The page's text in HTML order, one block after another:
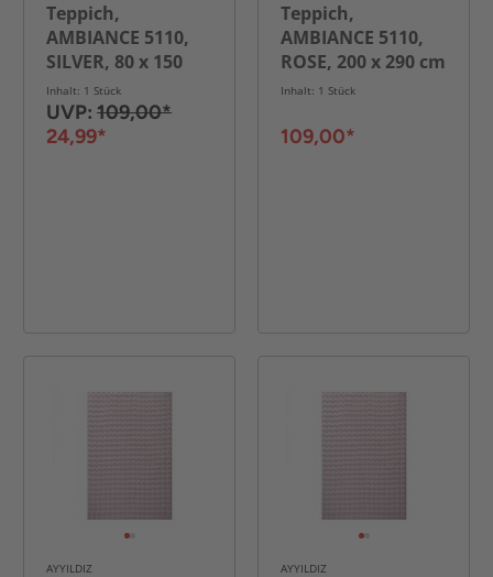
Teppich,
AMBIANCE 5110,
SILVER, 80 x 150
cm
Inhalt: 1 Stück
UVP: 109,00*
24,99*
Teppich,
AMBIANCE 5110,
ROSE, 200 x 290 cm
Inhalt: 1 Stück
109,00*
AYYILDIZ AYYILDIZ